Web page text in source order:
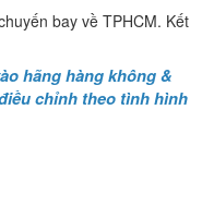
bay về TPHCM. Kết
hãng hàng không &
chỉnh theo tình hình